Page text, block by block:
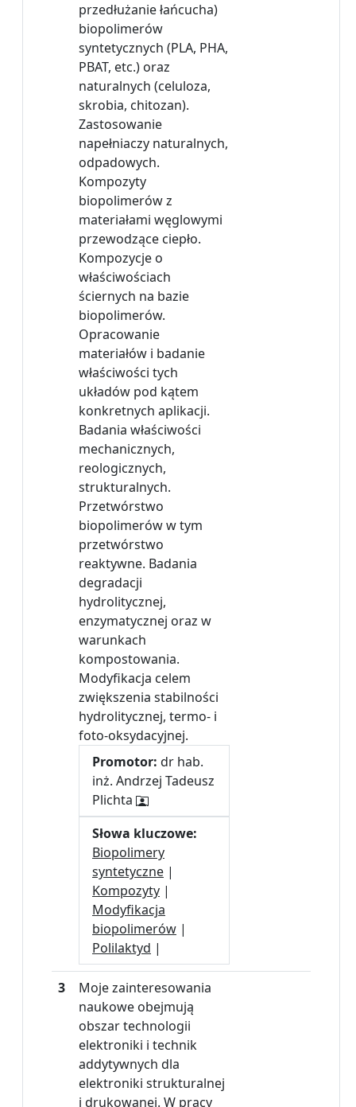
przedłużanie łańcucha)
biopolimerów
syntetycznych (PLA, PHA,
PBAT, etc.) oraz
naturalnych (celuloza,
skrobia, chitozan).
Zastosowanie
napełniaczy naturalnych,
odpadowych.
Kompozyty
biopolimerów z
materiałami węglowymi
przewodzące ciepło.
Kompozycje o
właściwościach
ściernych na bazie
biopolimerów.
Opracowanie
materiałów i badanie
właściwości tych
układów pod kątem
konkretnych aplikacji.
Badania właściwości
mechanicznych,
reologicznych,
strukturalnych.
Przetwórstwo
biopolimerów w tym
przetwórstwo
reaktywne. Badania
degradacji
hydrolitycznej,
enzymatycznej oraz w
warunkach
kompostowania.
Modyfikacja celem
zwiększenia stabilności
hydrolitycznej, termo- i
foto-oksydacyjnej.
Promotor: dr hab.
inż. Andrzej Tadeusz
Plichta
Słowa kluczowe:
Biopolimery
syntetyczne |
Kompozyty |
Modyfikacja
biopolimerów |
Polilaktyd |
3
Moje zainteresowania
naukowe obejmują
obszar technologii
elektroniki i technik
addytywnych dla
elektroniki strukturalnej
i drukowanej. W pracy